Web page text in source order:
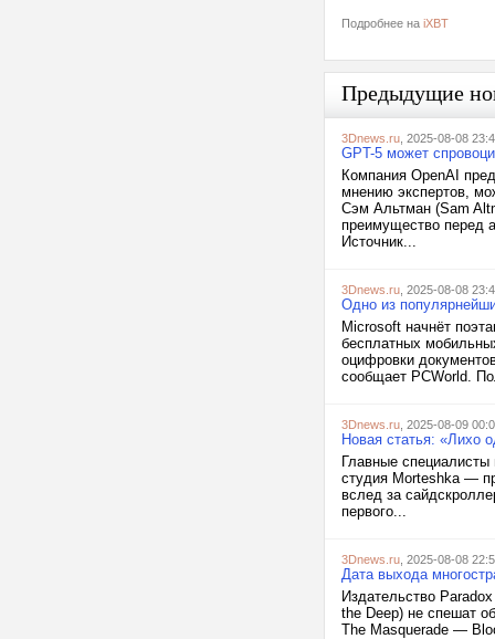
Подробнее на iXBT
Предыдущие
3Dnews.ru , 2025-08-08
GPT-5 может
Компания OpenAI
мнению экспертов,
Сэм Альтман (Sam
преимущество перед
Источник...
3Dnews.ru , 2025-08-08
Одно из
Microsoft начнёт
бесплатных
оцифровки
сообщает PCWorld.
3Dnews.ru , 2025-08-09
Новая статья: «Лихо
Главные
студия Morteshka —
вслед за
первого...
3Dnews.ru , 2025-08-08
Дата выхода
Издательство
the Deep) не спешат
The Masquerade —